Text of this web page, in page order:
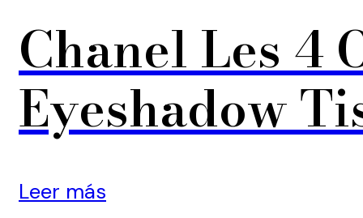
Chanel Les 4
Eyeshadow
Leer más